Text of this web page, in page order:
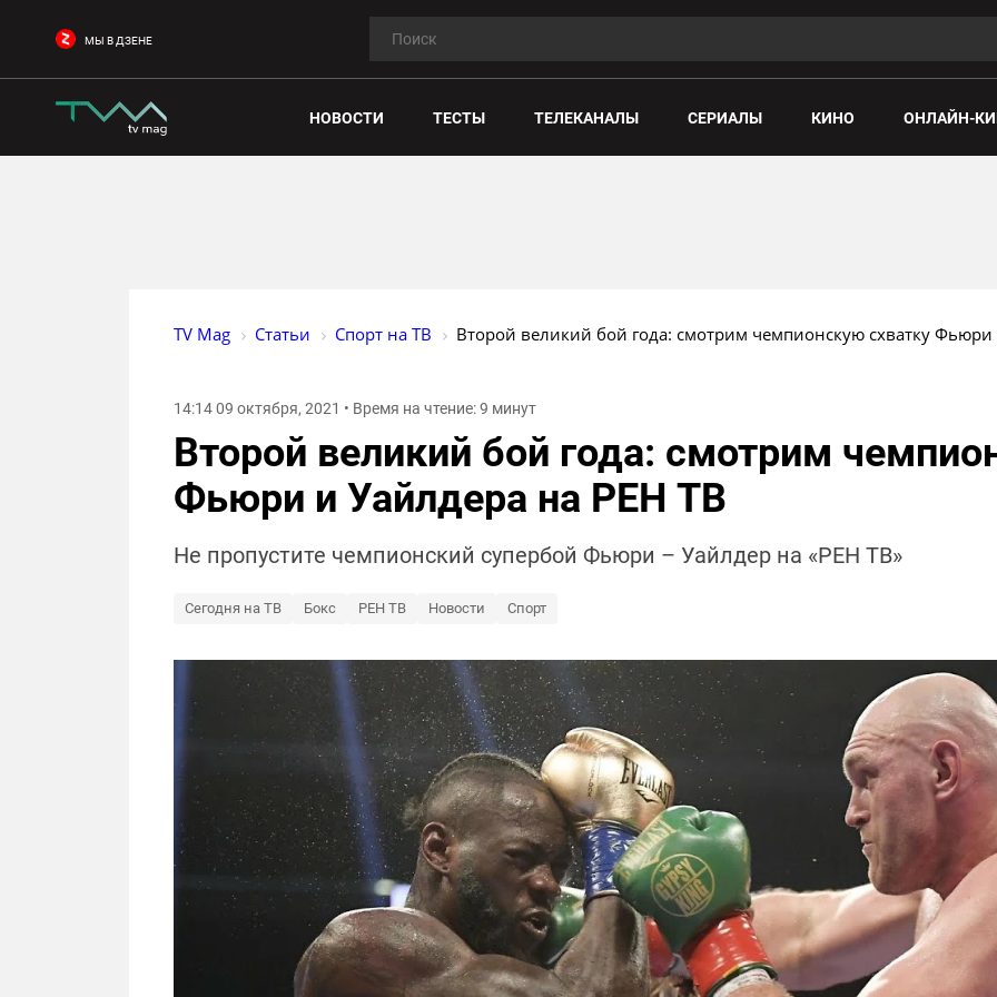
МЫ В ДЗЕНЕ
НОВОСТИ ТЕСТЫ ТЕЛЕКАНАЛЫ СЕРИАЛЫ КИНО ОНЛАЙН-
TV Mag Статьи Спорт на ТВ Второй великий бой года: смотрим чемпионскую схватку
14:14 09 октября, 2021 • Время на чтение: 9 минут
Второй великий бой года: смотрим
Фьюри и Уайлдера на РЕН ТВ
Не пропустите чемпионский супербой Фьюри – Уайлдер на «РЕН ТВ»
Сегодня на ТВ Бокс РЕН ТВ Новости Спорт